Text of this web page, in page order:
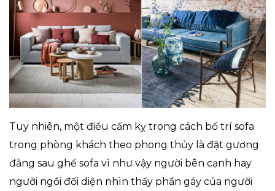
Tuy nhiên, một điều cấm kỵ trong cách bố trí sofa
trong phòng khách theo phong thủy là đặt gương
đằng sau ghế sofa vì như vậy người bên cạnh hay
người ngồi đối diện nhìn thấy phần gáy của người